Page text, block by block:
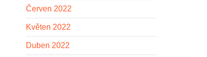
Červen 2022
Květen 2022
Duben 2022